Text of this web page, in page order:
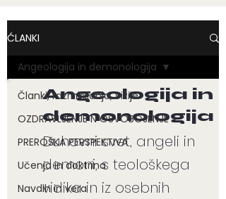
ĆLANKI
Članki, razmišljanja, vizije
OZDRAVLJENJE N OSVOBOJENJE
PREROŠKA PERSPEKTIVA
Učenja in doktrina
Navdih in vera
Angeologija in demonologija
Angeologija in
demonologija
Duhovni svet, angeli in
demoni, s teološkega
vidika in iz osebnih